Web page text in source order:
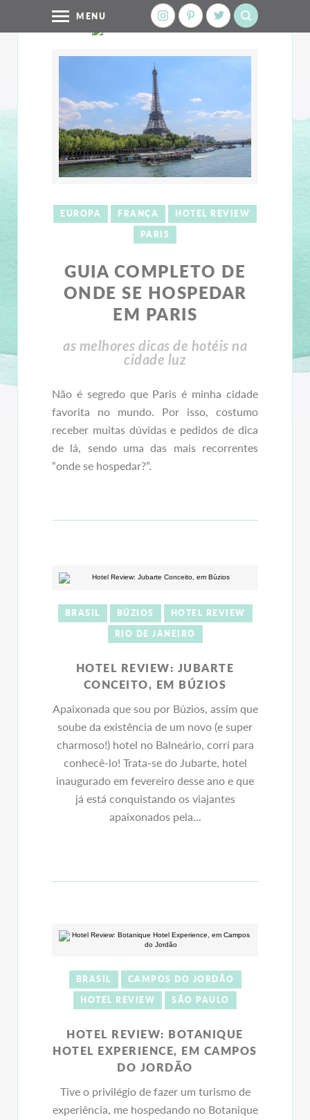
MENU
EUROPA FRANÇA
HOTEL REVIEW
PARIS
GUIA COMPLETO DE
ONDE SE HOSPEDAR
EM PARIS
as melhores dicas de hotéis na
cidade luz
Não é segredo que Paris é minha cidade
favorita no mundo. Por isso, costumo
receber muitas dúvidas e pedidos de dica
de lá, sendo uma das mais recorrentes
“onde se hospedar?”.
BRASIL BÚZIOS
HOTEL REVIEW
RIO DE JANEIRO
HOTEL REVIEW: JUBARTE
CONCEITO, EM BÚZIOS
Apaixonada que sou por Búzios, assim que
soube da existência de um novo (e super
charmoso!) hotel no Balneário, corri para
conhecê-lo! Trata-se do Jubarte, hotel
inaugurado em fevereiro desse ano e que
já está conquistando os viajantes
apaixonados pela...
BRASIL
CAMPOS DO JORDÃO
HOTEL REVIEW
SÃO PAULO
HOTEL REVIEW: BOTANIQUE
HOTEL EXPERIENCE, EM CAMPOS
DO JORDÃO
Tive o privilégio de fazer um turismo de
experiência, me hospedando no Botanique